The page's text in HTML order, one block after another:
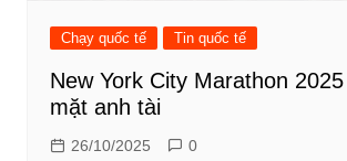
Chạy quốc tế Tin quốc tế
New York City Marathon
mặt anh tài
26/10/2025 0